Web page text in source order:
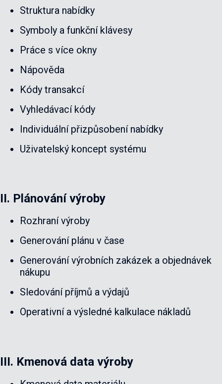
Struktura nabídky
Symboly a funkční klávesy
Práce s více okny
Nápověda
Kódy transakcí
Vyhledávací kódy
Individuální přizpůsobení nabídky
Uživatelský koncept systému
II. Plánování výroby
Rozhraní výroby
Generování plánu v čase
Generování výrobních zakázek a objednávek
nákupu
Sledování příjmů a výdajů
Operativní a výsledné kalkulace nákladů
III. Kmenová data výroby